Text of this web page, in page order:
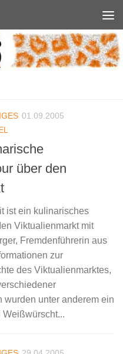
01.09.2005
über den
ist ein kulinarisches
Viktualienmarkt mit
Fremdenführerin aus
zur
des Viktualienmarktes,
wurden unter anderem ein
Weißwürscht...